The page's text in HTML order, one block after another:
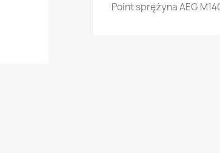
Point sprężyna AEG